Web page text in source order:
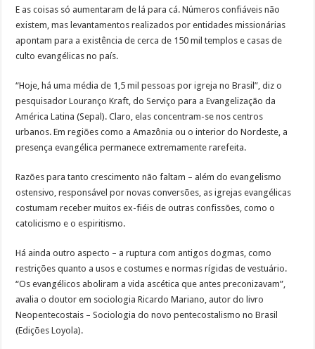
E as coisas só aumentaram de lá para cá. Números confiáveis não
existem, mas levantamentos realizados por entidades missionárias
apontam para a existência de cerca de 150 mil templos e casas de
culto evangélicas no país.
“Hoje, há uma média de 1,5 mil pessoas por igreja no Brasil”, diz o
pesquisador Louranço Kraft, do Serviço para a Evangelização da
América Latina (Sepal). Claro, elas concentram-se nos centros
urbanos. Em regiões como a Amazônia ou o interior do Nordeste, a
presença evangélica permanece extremamente rarefeita.
Razões para tanto crescimento não faltam – além do evangelismo
ostensivo, responsável por novas conversões, as igrejas evangélicas
costumam receber muitos ex-fiéis de outras confissões, como o
catolicismo e o espiritismo.
Há ainda outro aspecto – a ruptura com antigos dogmas, como
restrições quanto a usos e costumes e normas rígidas de vestuário.
“Os evangélicos aboliram a vida ascética que antes preconizavam”,
avalia o doutor em sociologia Ricardo Mariano, autor do livro
Neopentecostais – Sociologia do novo pentecostalismo no Brasil
(Edições Loyola).